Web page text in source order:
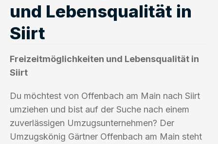
und Lebensqualität in
Siirt
Freizeitmöglichkeiten und Lebensqualität in
Siirt
Du möchtest von Offenbach am Main nach Siirt
umziehen und bist auf der Suche nach einem
zuverlässigen Umzugsunternehmen? Der
Umzugskönig Gärtner Offenbach am Main steht